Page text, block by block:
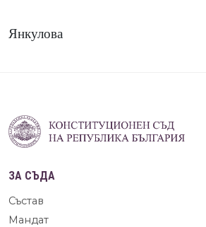
Янкулова
ЗА СЪДА
Състав
Мандат